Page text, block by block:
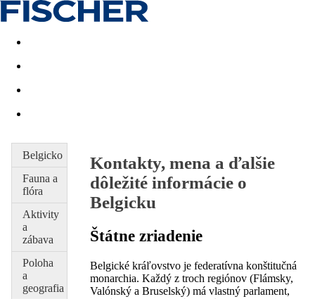
Last minute Dovolenkové kluby
Belgicko
Fauna a
flóra
Aktivity
a
zábava
Poloha
a
geografia
Kontakty, mena a ďalšie
dôležité informácie o
Belgicku
Štátne zriadenie
Belgické kráľovstvo je federatívna konštitučná
monarchia. Každý z troch regiónov (Flámsky,
Valónský a Bruselský) má vlastný parlament,